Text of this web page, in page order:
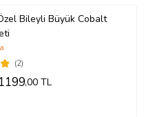
Bileyli Büyük Cobalt
(2)
1199,00 TL